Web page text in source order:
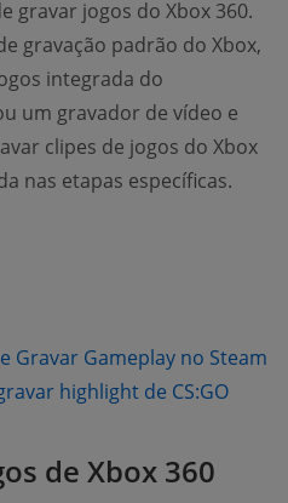
gravar jogos do Xbox 360.
gravação padrão do Xbox,
integrada do
um gravador de vídeo e
clipes de jogos do Xbox
nas etapas específicas.
Gravar Gameplay no Steam
highlight de CS:GO
de Xbox 360